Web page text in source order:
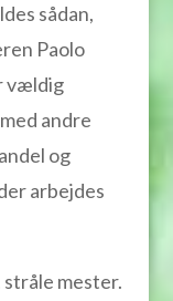
sådan,
Paolo
vældig
andre
og
arbejdes
mester.